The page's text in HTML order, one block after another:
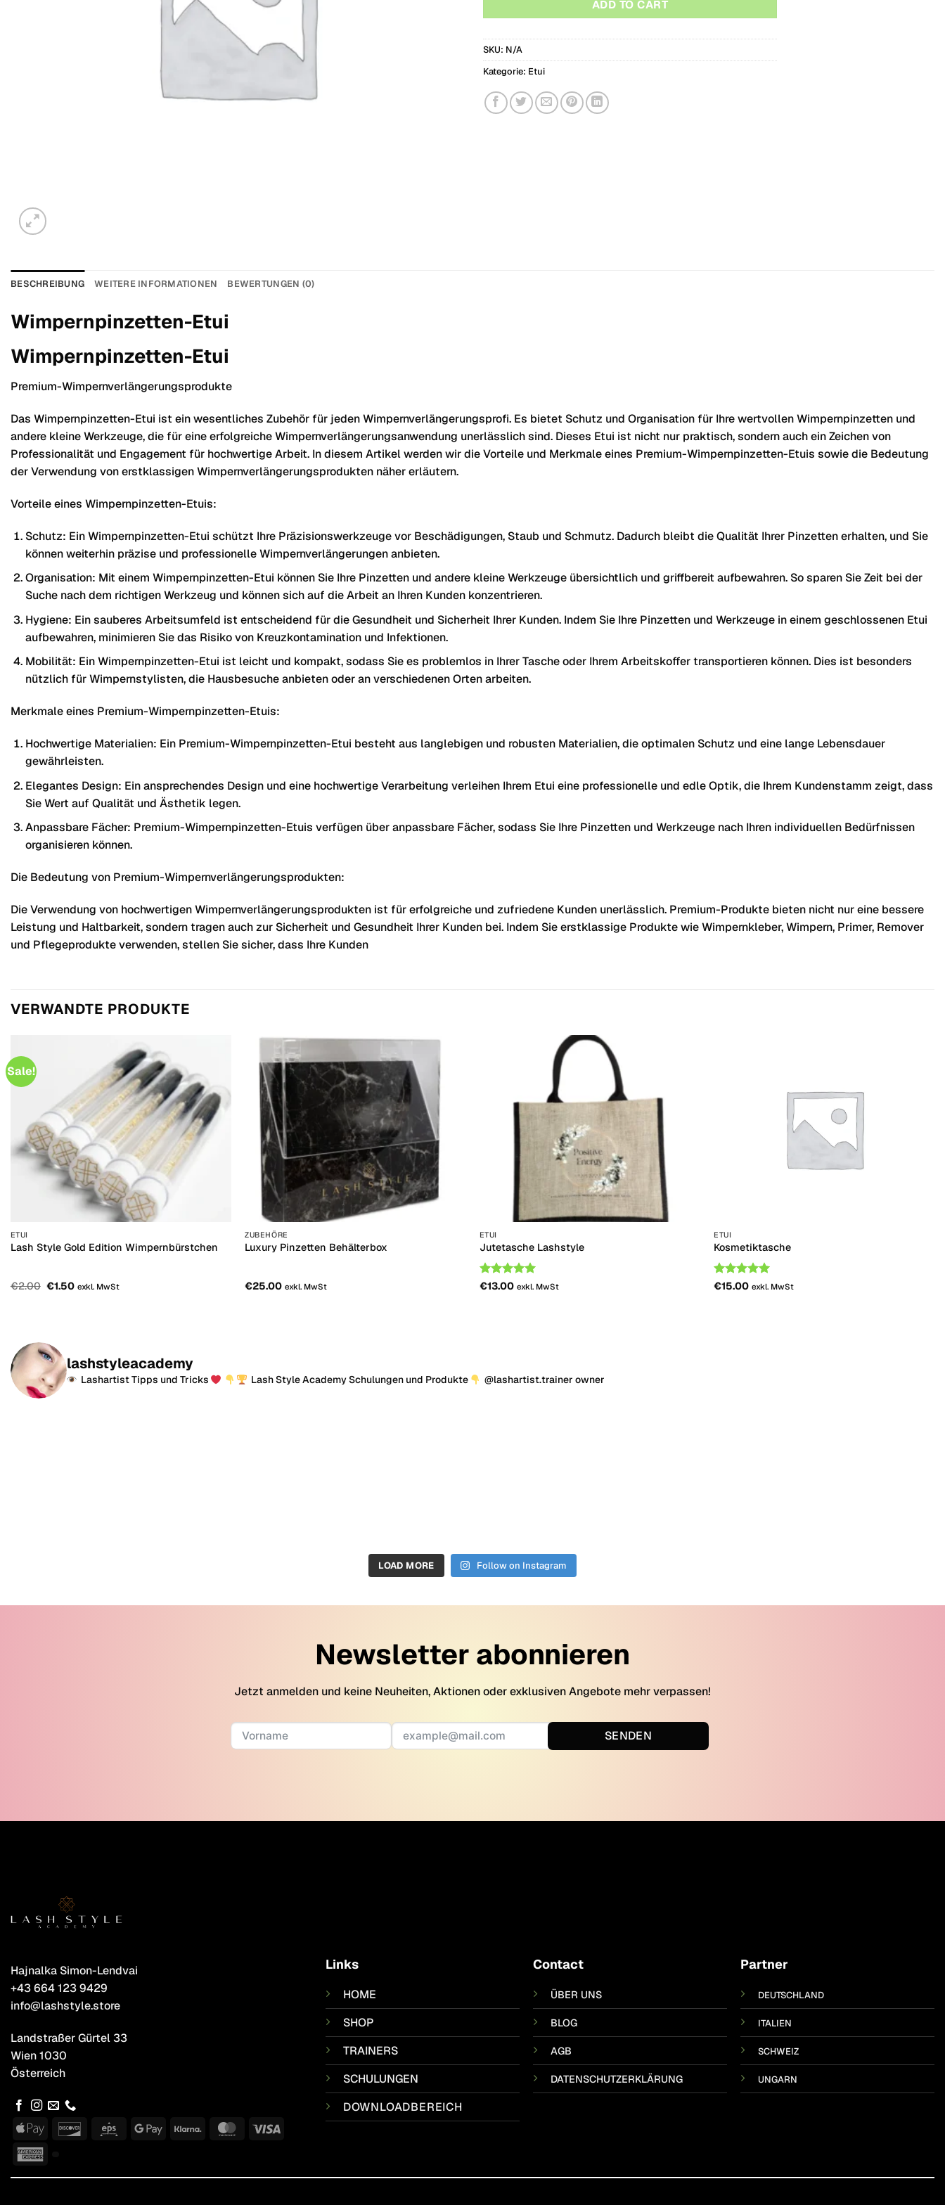
ADD TO CART
SKU: N/A
Kategorie: Etui
BESCHREIBUNG WEITERE INFORMATIONEN BEWERTUNGEN (0)
Wimpernpinzetten-Etui
Wimpernpinzetten-Etui
Premium-Wimpernverlängerungsprodukte
Das Wimpernpinzetten-Etui ist ein wesentliches Zubehör für jeden Wimpernverlängerungsprofi. Es bietet Schutz und Organisation für Ihre wertvollen Wimpernpinzetten und
andere kleine Werkzeuge, die für eine erfolgreiche Wimpernverlängerungsanwendung unerlässlich sind. Dieses Etui ist nicht nur praktisch, sondern auch ein Zeichen von
Professionalität und Engagement für hochwertige Arbeit. In diesem Artikel werden wir die Vorteile und Merkmale eines Premium-Wimpernpinzetten-Etuis sowie die Bedeutung
der Verwendung von erstklassigen Wimpernverlängerungsprodukten näher erläutern.
Vorteile eines Wimpernpinzetten-Etuis:
Schutz: Ein Wimpernpinzetten-Etui schützt Ihre Präzisionswerkzeuge vor Beschädigungen, Staub und Schmutz. Dadurch bleibt die Qualität Ihrer Pinzetten erhalten, und Sie
können weiterhin präzise und professionelle Wimpernverlängerungen anbieten.
Organisation: Mit einem Wimpernpinzetten-Etui können Sie Ihre Pinzetten und andere kleine Werkzeuge übersichtlich und griffbereit aufbewahren. So sparen Sie Zeit bei der
Suche nach dem richtigen Werkzeug und können sich auf die Arbeit an Ihren Kunden konzentrieren.
Hygiene: Ein sauberes Arbeitsumfeld ist entscheidend für die Gesundheit und Sicherheit Ihrer Kunden. Indem Sie Ihre Pinzetten und Werkzeuge in einem geschlossenen Etui
aufbewahren, minimieren Sie das Risiko von Kreuzkontamination und Infektionen.
Mobilität: Ein Wimpernpinzetten-Etui ist leicht und kompakt, sodass Sie es problemlos in Ihrer Tasche oder Ihrem Arbeitskoffer transportieren können. Dies ist besonders
nützlich für Wimpernstylisten, die Hausbesuche anbieten oder an verschiedenen Orten arbeiten.
Merkmale eines Premium-Wimpernpinzetten-Etuis:
Hochwertige Materialien: Ein Premium-Wimpernpinzetten-Etui besteht aus langlebigen und robusten Materialien, die optimalen Schutz und eine lange Lebensdauer
gewährleisten.
Elegantes Design: Ein ansprechendes Design und eine hochwertige Verarbeitung verleihen Ihrem Etui eine professionelle und edle Optik, die Ihrem Kundenstamm zeigt, dass
Sie Wert auf Qualität und Ästhetik legen.
Anpassbare Fächer: Premium-Wimpernpinzetten-Etuis verfügen über anpassbare Fächer, sodass Sie Ihre Pinzetten und Werkzeuge nach Ihren individuellen Bedürfnissen
organisieren können.
Die Bedeutung von Premium-Wimpernverlängerungsprodukten:
Die Verwendung von hochwertigen Wimpernverlängerungsprodukten ist für erfolgreiche und zufriedene Kunden unerlässlich. Premium-Produkte bieten nicht nur eine bessere
Leistung und Haltbarkeit, sondern tragen auch zur Sicherheit und Gesundheit Ihrer Kunden bei. Indem Sie erstklassige Produkte wie Wimpernkleber, Wimpern, Primer, Remover
und Pflegeprodukte verwenden, stellen Sie sicher, dass Ihre Kunden
VERWANDTE PRODUKTE
Sale!
ETUI
Lash Style Gold Edition Wimpernbürstchen
€2.00 Original
€1.50Der
exkl. MwSt
+
ZUBEHÖRE
Luxury Pinzetten Behälterbox
€25.00 exkl. MwSt
ETUI
Jutetasche Lashstyle
Bemessungs
€13.00 exkl. MwSt
ETUI
Kosmetiktasche
Bemessungs
€15.00 exkl. MwSt
lashstyleacademy
Lashartist Tipps und Tricks Lash Style Academy Schulungen und Produkte @lashartist.trainer owner
LOAD MORE Follow on Instagram
Newsletter abonnieren
Jetzt anmelden und keine Neuheiten, Aktionen oder exklusiven Angebote mehr verpassen!
SENDEN
Hajnalka Simon-Lendvai
+43 664 123 9429
info@lashstyle.store
Landstraßer Gürtel 33
Wien 1030
Österreich
Apple
Discover Eps
GoogleKlarna MasterCard
Visa
Links
HOME
SHOP
TRAINERS
SCHULUNGEN
DOWNLOADBEREICH
Contact
ÜBER UNS
BLOG
AGB
DATENSCHUTZERKLÄRUNG
Partner
DEUTSCHLAND
ITALIEN
SCHWEIZ
UNGARN